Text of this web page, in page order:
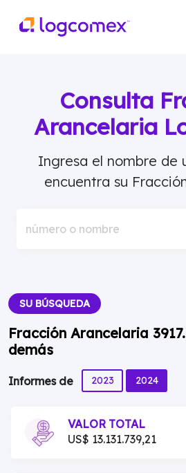
Consulta
Arancelaria
Ingresa el nombre de
encuentra su
número o nombre
SU BÚSQUEDA
Fracción Arancelaria
demás
Informes de 2023 2024
VALOR TOTAL
US$ 13.131.739,21